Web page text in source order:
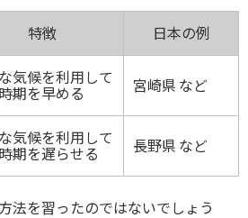
特徴 日本の例
気候を利用して
期を早める
宮崎県 など
気候を利用して
期を遅らせる
長野県 など
法を習ったのではないでしょう